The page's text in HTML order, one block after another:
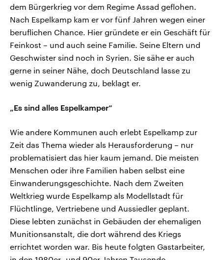
dem Bürgerkrieg vor dem Regime Assad geflohen.
Nach Espelkamp kam er vor fünf Jahren wegen einer
beruflichen Chance. Hier gründete er ein Geschäft für
Feinkost – und auch seine Familie. Seine Eltern und
Geschwister sind noch in Syrien. Sie sähe er auch
gerne in seiner Nähe, doch Deutschland lasse zu
wenig Zuwanderung zu, beklagt er.
„Es sind alles Espelkamper“
Wie andere Kommunen auch erlebt Espelkamp zur
Zeit das Thema wieder als Herausforderung – nur
problematisiert das hier kaum jemand. Die meisten
Menschen oder ihre Familien haben selbst eine
Einwanderungsgeschichte. Nach dem Zweiten
Weltkrieg wurde Espelkamp als Modellstadt für
Flüchtlinge, Vertriebene und Aussiedler geplant.
Diese lebten zunächst in Gebäuden der ehemaligen
Munitionsanstalt, die dort während des Kriegs
errichtet worden war. Bis heute folgten Gastarbeiter,